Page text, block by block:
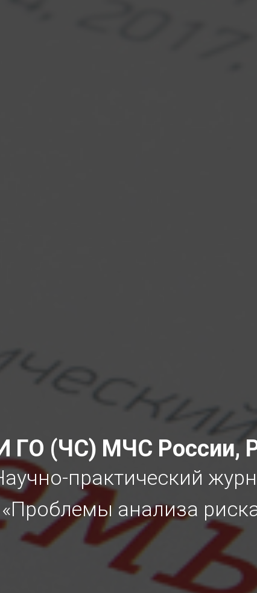
ГО (ЧС) МЧС России,
практический
«Проблемы анализа